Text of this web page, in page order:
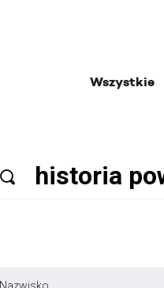
Wszystkie